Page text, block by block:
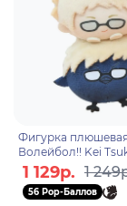
Фигурка
Волейбол!! Kei
Цукисима 10см
1 129р. 1
56 Pop-Баллов